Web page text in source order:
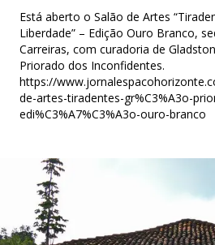
Está aberto o Salão de Artes
Liberdade” – Edição Ouro Branco,
Carreiras, com curadoria de
Priorado dos Inconfidentes.
https://
de-artes-tiradentes-gr%C3%A3o-
edi%C3%A7%C3%A3o-ouro-branco